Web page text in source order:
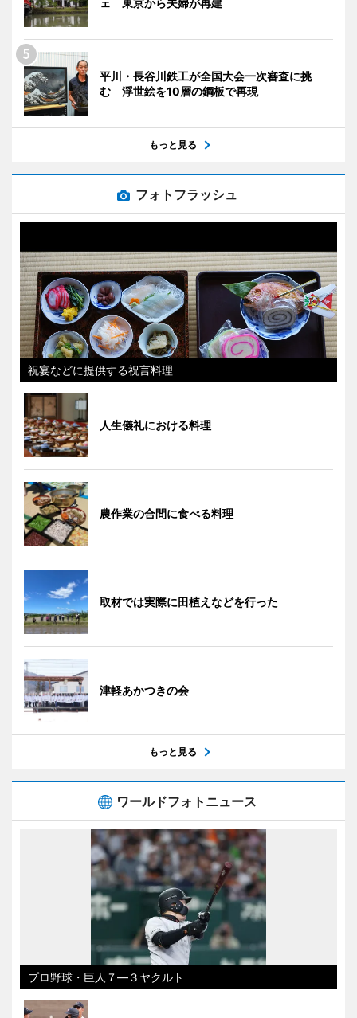
平川・長谷川鉄工が全国大会一次審査に挑
む 浮世絵を10層の鋼板で再現
もっと見る
フォトフラッシュ
祝宴などに提供する祝言料理
人生儀礼における料理
農作業の合間に食べる料理
取材では実際に田植えなどを行った
津軽あかつきの会
もっと見る
ワールドフォトニュース
プロ野球・巨人７―３ヤクルト